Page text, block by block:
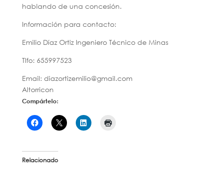
hablando de una concesión.
Información para contacto:
Emilio Díaz Ortiz Ingeniero Técnico de Minas
Tlfo: 655997523
Email: diazortizemilio@gmail.com
Altorricon
Compártelo:
Relacionado